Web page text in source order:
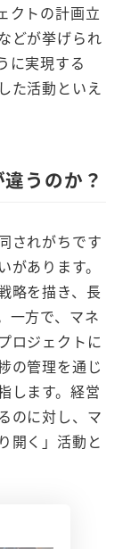
クトの計画立
どが挙げられ
に実現する
た活動といえ
うのか？
されがちです
あります。
略を描き、長
一方で、マネ
ロジェクトに
の管理を通じ
します。経営
のに対し、マ
開く」活動と